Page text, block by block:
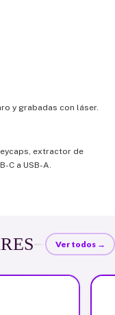
y grabadas con láser.
extractor de
C a USB-A.
Ver todos →